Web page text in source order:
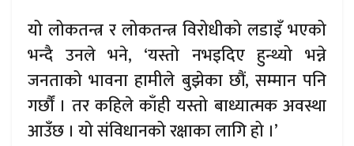
यो लोकतन्त्र र लोकतन्त्र विरोधीको लडाइँ भएको
भन्दै उनले भने, ‘यस्तो नभइदिए हुन्थ्यो भन्ने
जनताको भावना हामीले बुझेका छौं, सम्मान पनि
गर्छौं । तर कहिले काँही यस्तो बाध्यात्मक अवस्था
आउँछ । यो संविधानको रक्षाका लागि हो ।’